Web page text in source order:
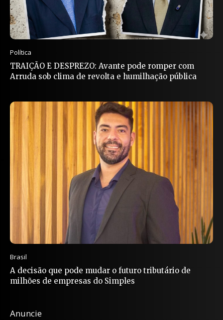
Política
TRAIÇÃO E DESPREZO: Avante pode romper com
Arruda sob clima de revolta e humilhação pública
Brasil
A decisão que pode mudar o futuro tributário de
milhões de empresas do Simples
Anuncie